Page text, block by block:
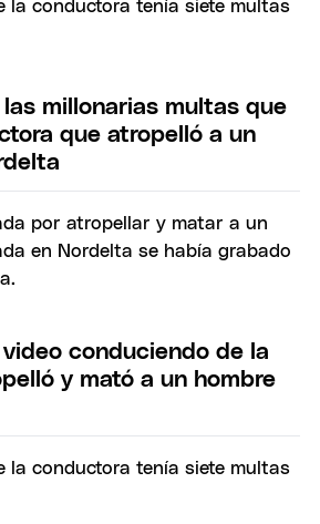
millonarias multas que
que atropelló a un
conduciendo de la
y mató a un hombre